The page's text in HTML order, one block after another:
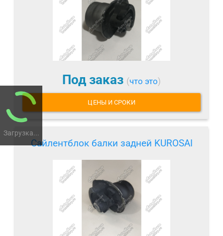
Загрузка...
Под заказ (что это)
ЦЕНЫ И СРОКИ
Сайлентблок балки задней KUROSAI